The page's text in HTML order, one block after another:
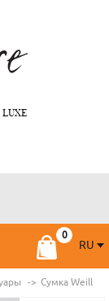
RU
FR
Сумка Weill